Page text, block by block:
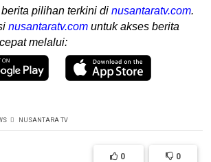
pilihan terkini di nusantaratv.com.
nusantaratv.com untuk akses berita
melalui:
NUSANTARA TV
0 0